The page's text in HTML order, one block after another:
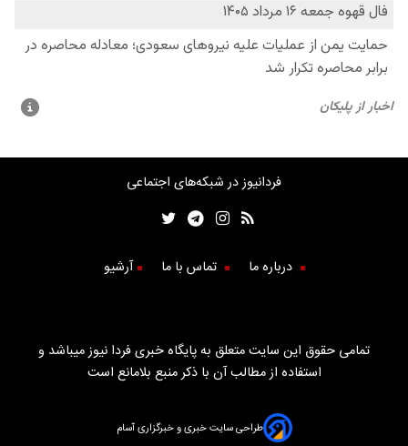
فردانیوز در شبکه‌های اجتماعی
درباره ما تماس با ما آرشیو
تمامی حقوق این سایت متعلق به پایگاه خبری فردا نیوز میباشد و
استفاده از مطالب آن با ذکر منبع بلامانع است
طراحی سایت خبری و خبرگزاری آسام